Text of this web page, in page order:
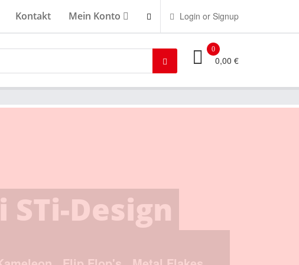
Kontakt Mein Konto Login or Signup
0
0,00 €
direkt vom